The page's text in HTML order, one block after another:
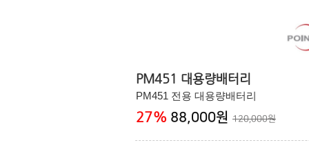
PM451 대용량배터리
PM451 전용 대용량배터리
27% 88,000원 120,000원